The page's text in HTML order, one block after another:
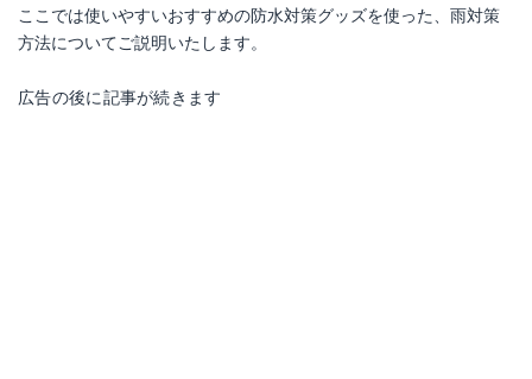
ここでは使いやすいおすすめの防水対策グッズを使った、雨対策
方法についてご説明いたします。
広告の後に記事が続きます